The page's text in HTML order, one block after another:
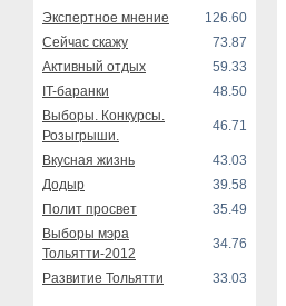
Экспертное мнение
126.60
Сейчас скажу
73.87
Активный отдых
59.33
IT-баранки
48.50
Выборы. Конкурсы.
Розыгрыши.
46.71
Вкусная жизнь
43.03
Додыр
39.58
Полит просвет
35.49
Выборы мэра
Тольятти-2012
34.76
Развитие Тольятти 33.03